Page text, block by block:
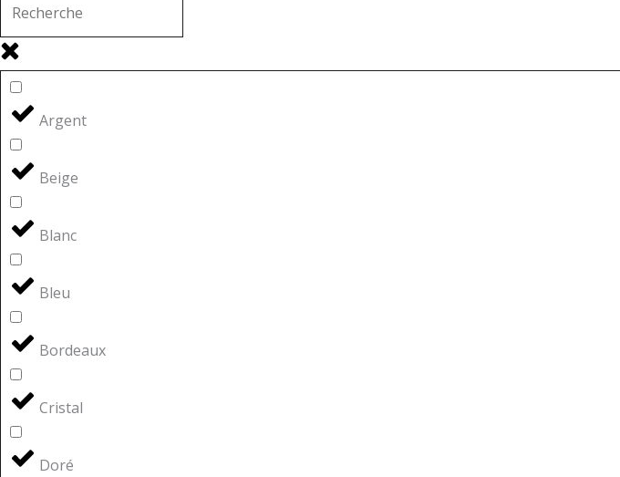
Argent
Beige
Blanc
Bleu
Bordeaux
Cristal
Doré